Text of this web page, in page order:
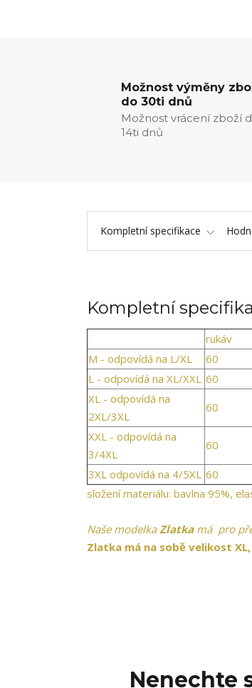
Možnost výměny
do 30ti dnů
Možnost vrácení zboží
14ti dnů
Kompletní specifikace
Kompletní
rukáv
M - odpovídá na L/XL
60
L - odpovídá na XL/XXL 60
XL - odpovídá na
2XL/3XL
60
XXL - odpovídá na
3/4XL
60
3XL odpovídá na 4/5XL 60
složení materiálu: bavlna 95%,
Naše modelkaZlatkamá pro
Zlatka má na sobě velikost
Nenechte